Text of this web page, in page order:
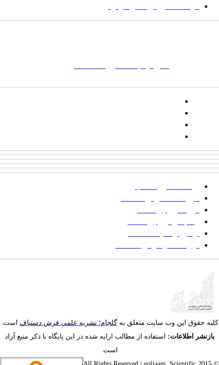
مؤسسه آموزش عالی فردوس
تلفن:
شماره همراه: ۰۹۳۹۳۸۵۵۵۴۴
پیامک: ۱۰۰۰۹۵۴۶۸۹۲۳۱۵
ایمیل:
پرداخت صورتحساب
شیوه‌نامه نگارش مقالات
فرایند ارزیابی مقاله
زمانبندی ارزیابی مقاله
توضیح وضعیت مقالات
فهرست موضوعی مقاله‌ها
حقوق این وب سایت متعلق بهگلجام؛ نشریه علمی فرش دستبافاست.
اطلاعات:استفاده از مطالب ارایه شده در این پایگاه با ذکر منبع آزاد
است.